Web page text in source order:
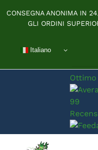
contenuto
CONSEGNA ANONIMA IN
GLI ORDINI
Italiano
Ottimo
99